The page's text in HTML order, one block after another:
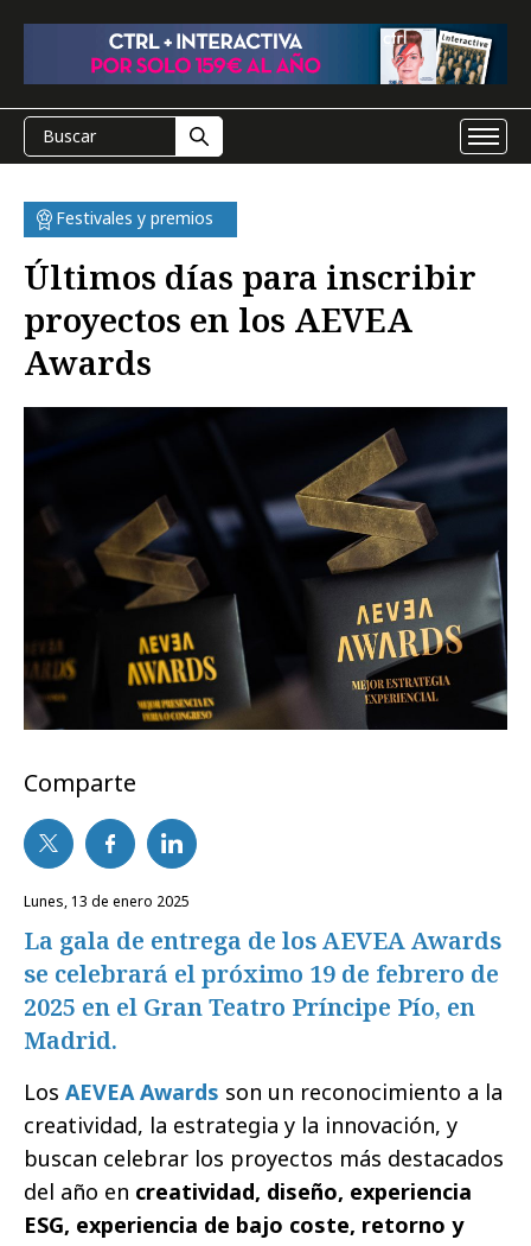
Festivales y premios
Últimos días para inscribir
proyectos en los AEVEA
Awards
Comparte
lunes, 13 de enero 2025
La gala de entrega de los AEVEA Awards
se celebrará el próximo 19 de febrero de
2025 en el Gran Teatro Príncipe Pío, en
Madrid.
Los AEVEA Awards son un reconocimiento a la
creatividad, la estrategia y la innovación, y
buscan celebrar los proyectos más destacados
del año en creatividad, diseño, experiencia
ESG, experiencia de bajo coste, retorno y